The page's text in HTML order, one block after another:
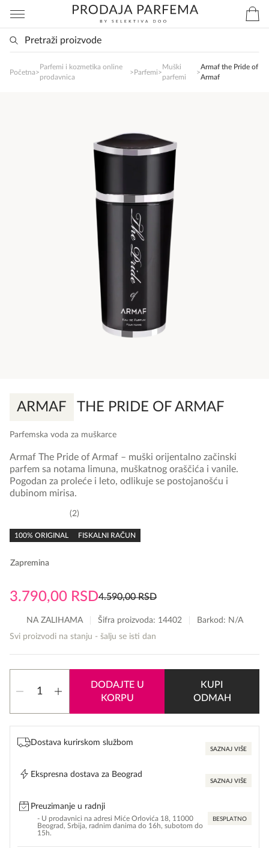
Početna>
Parfemi i kozmetika online
prodavnica
>Parfemi>
Muški
parfemi
>
Armaf the Pride of
Armaf
ARMAF THE PRIDE OF ARMAF
Parfemska voda za muškarce
rating
2
100% ORIGINAL FISKALNI RAČUN
Armaf The Pride of Armaf – muški orijentalno začinski
parfem sa notama limuna, muškatnog oraščića i vanile.
Pogodan za proleće i leto, odlikuje se postojanošću i
dubinom mirisa.
Zapremina
4.590,00RSD
Originalna
cena
je
3.790,00 RSD
Trenutna
cena
je:
NA ZALIHAMA Šifra proizvoda: 14402
Barkod: N/A
Svi proizvodi na stanju - šalju se isti dan
the
of
Armaf
količina
DODAJTE U
KORPU
KUPI
ODMAH
Dostava kurirskom službom
SAZNAJ VIŠE
Ekspresna dostava za Beograd
SAZNAJ VIŠE
Preuzimanje u radnji
- U prodavnici na adresi Miće Orlovića 18, 11000
Beograd, Srbija, radnim danima do 16h, subotom do
15h.
BESPLATNO
SlađanAi Asistent
poručite svoj omiljeni parfem danas ali i za
sva ostala pitanja?